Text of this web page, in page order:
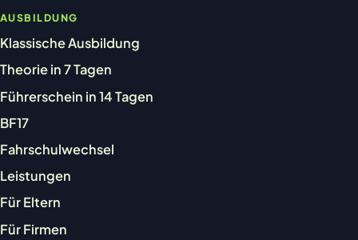
AUSBILDUNG
Klassische Ausbildung
Theorie in 7 Tagen
Führerschein in 14 Tagen
BF17
Fahrschulwechsel
Leistungen
Für Eltern
Für Firmen